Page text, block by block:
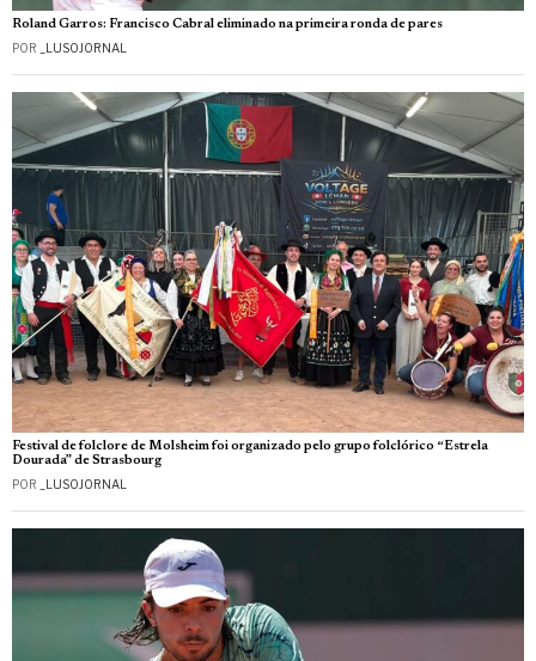
Roland Garros: Francisco Cabral eliminado na primeira ronda de pares
POR _LUSOJORNAL
Festival de folclore de Molsheim foi organizado pelo grupo folclórico “Estrela
Dourada” de Strasbourg
POR _LUSOJORNAL